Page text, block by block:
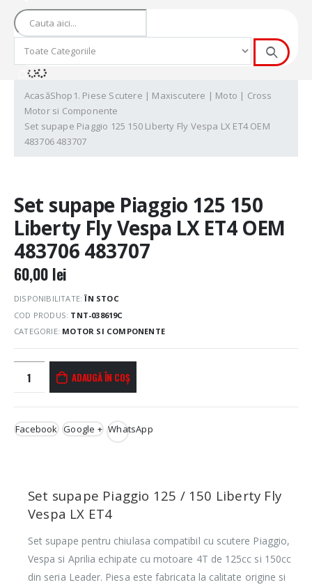
AcasăShop 1. Piese Scutere | Maxiscutere | Moto | Cross
Motor si Componente
Set supape Piaggio 125 150 Liberty Fly Vespa LX ET4 OEM
483706 483707
Set supape Piaggio 125 150
Liberty Fly Vespa LX ET4 OEM
483706 483707
60,00 lei
DISPONIBILITATE:ÎN STOC
COD PRODUS: TNT-038619C
CATEGORIE: MOTOR SI COMPONENTE
ADAUGĂ ÎN COȘ
Facebook Google + WhatsApp
Set supape Piaggio 125 / 150 Liberty Fly
Vespa LX ET4
Set supape pentru chiulasa compatibil cu scutere Piaggio,
Vespa si Aprilia echipate cu motoare 4T de 125cc si 150cc
din seria Leader. Piesa este fabricata la calitate origine si